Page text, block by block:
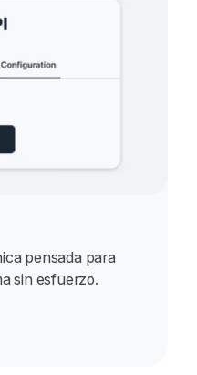
pensada para
sin esfuerzo.